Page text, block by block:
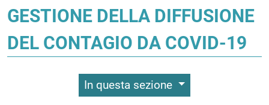
GESTIONE DELLA DIFFUSIONE
DEL CONTAGIO DA COVID-19
In questa sezione